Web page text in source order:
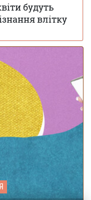
будуть
влітку